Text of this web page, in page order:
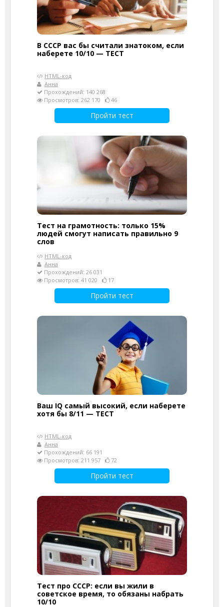
В СССР вас бы считали знатоком, если
наберете 10/10 — ТЕСТ
HTML-код
Анна
Прохождений: 140 268
Просмотров: 262 170
46
Пройти тест
Тест на грамотность: только 15%
людей смогут написать правильно 9
слов
HTML-код
Анна
Прохождений: 26 031
Просмотров: 41 020
17
Пройти тест
Ваш IQ самый высокий, если наберете
хотя бы 8/11 — ТЕСТ
HTML-код
Анна
Прохождений: 66 191
Просмотров: 211 957
72
Пройти тест
Тест про СССР: если вы жили в
советское время, то обязаны набрать
10/10